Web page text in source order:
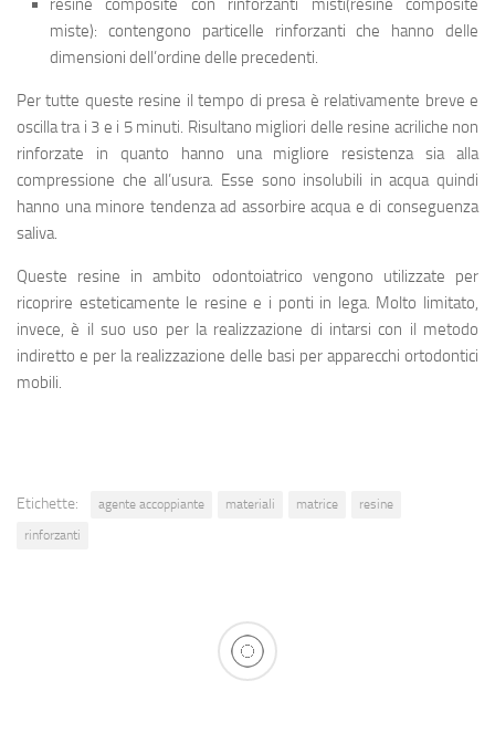
resine composite con rinforzanti misti(resine composite
miste): contengono particelle rinforzanti che hanno delle
dimensioni dell’ordine delle precedenti.
Per tutte queste resine il tempo di presa è relativamente breve e
oscilla tra i 3 e i 5 minuti. Risultano migliori delle resine acriliche non
rinforzate in quanto hanno una migliore resistenza sia alla
compressione che all’usura. Esse sono insolubili in acqua quindi
hanno una minore tendenza ad assorbire acqua e di conseguenza
saliva.
Queste resine in ambito odontoiatrico vengono utilizzate per
ricoprire esteticamente le resine e i ponti in lega. Molto limitato,
invece, è il suo uso per la realizzazione di intarsi con il metodo
indiretto e per la realizzazione delle basi per apparecchi ortodontici
mobili.
Etichette: agente accoppiante materiali matrice
resine
rinforzanti